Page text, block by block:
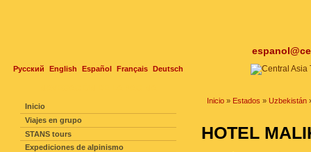
Русский English Español Français Deutsch
Inicio » Estados » Uzbekistán
HOTEL
Inicio
Viajes en grupo
STANS tours
Expediciones de alpinismo